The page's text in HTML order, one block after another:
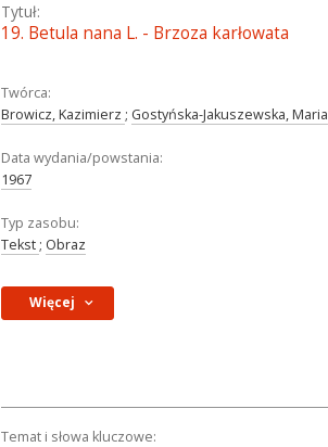
Tytuł:
19. Betula nana L. - Brzoza karłowata
Twórca:
Browicz, Kazimierz ; Gostyńska-Jakuszewska, Maria
Data wydania/powstania:
1967
Typ zasobu:
Tekst ; Obraz
Więcej
Temat i słowa kluczowe: